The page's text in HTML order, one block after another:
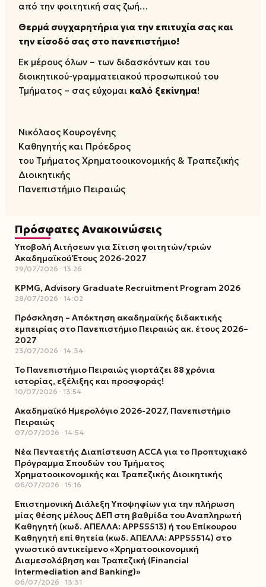
από την φοιτητική σας ζωή…
Θερμά συγχαρητήρια για την επιτυχία σας και
την είσοδό σας στο πανεπιστήμιο!
Εκ μέρους όλων – των διδασκόντων και του
διοικητικού-γραμματειακού προσωπικού του
Τμήματος – σας εύχομαι καλό ξεκίνημα!
Νικόλαος Κουρογένης
Καθηγητής και Πρόεδρος
του Τμήματος Χρηματοοικονομικής & Τραπεζικής
Διοικητικής
Πανεπιστήμιο Πειραιώς
Πρόσφατες Ανακοινώσεις
Υποβολή Αιτήσεων για Σίτιση φοιτητών/τριών
Ακαδημαϊκού Έτους 2026-2027
29/07/2026 13:26
KPMG, Advisory Graduate Recruitment Program 2026
28/07/2026 14:02
Πρόσκληση – Απόκτηση ακαδημαϊκής διδακτικής
εμπειρίας στο Πανεπιστήμιο Πειραιώς ακ. έτους 2026–
2027
23/07/2026 14:34
Το Πανεπιστήμιο Πειραιώς γιορτάζει 88 χρόνια
ιστορίας, εξέλιξης και προσφοράς!
10/07/2026 13:54
Ακαδημαϊκό Ημερολόγιο 2026-2027, Πανεπιστήμιο
Πειραιώς
07/07/2026 14:54
Νέα Πενταετής Διαπίστευση ACCA για το Προπτυχιακό
Πρόγραμμα Σπουδών του Τμήματος
Χρηματοοικονομικής και Τραπεζικής Διοικητικής
06/07/2026 15:16
Επιστημονική Διάλεξη Υποψηφίων για την πλήρωση
μίας θέσης μέλους ΔΕΠ στη βαθμίδα του Αναπληρωτή
Καθηγητή (κωδ. ΑΠΕΛΛΑ: ΑΡΡ55513) ή του Επίκουρου
Καθηγητή επί θητεία (κωδ. ΑΠΕΛΛΑ: ΑΡΡ55514) στο
γνωστικό αντικείμενο «Χρηματοοικονομική
Διαμεσολάβηση και Τραπεζική (Financial
Intermediation and Banking)»
06/07/2026 13:31